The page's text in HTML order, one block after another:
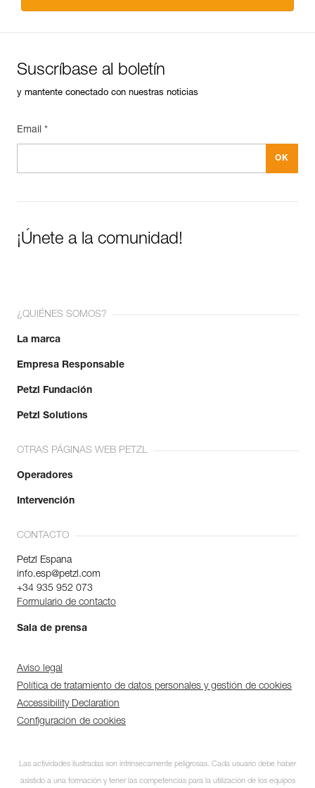
Suscríbase al boletín
y mantente conectado con nuestras noticias
Email *
¡Únete a la comunidad!
¿QUIÉNES SOMOS?
La marca
Empresa Responsable
Petzl Fundación
Petzl Solutions
OTRAS PÁGINAS WEB PETZL
Operadores
Intervención
CONTACTO
Petzl Espana
info.esp@petzl.com
+34 935 952 073
Formulario de contacto
Sala de prensa
Aviso legal
Política de tratamiento de datos personales y gestión de cookies
Accessibility Declaration
Configuración de cookies
Las actividades ilustradas son intrínsecamente peligrosas. Cada usuario debe haber
asistido a una formación y tener las competencias para la utilización de los equipos